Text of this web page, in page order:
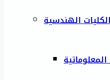
الهندسية